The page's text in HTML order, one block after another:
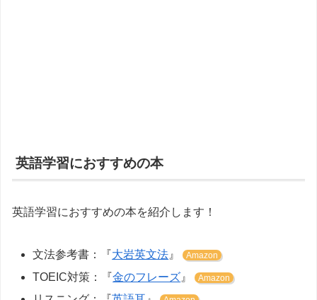
英語学習におすすめの本
英語学習におすすめの本を紹介します！
文法参考書：『大岩英文法』 Amazon
TOEIC対策：『金のフレーズ 』 Amazon